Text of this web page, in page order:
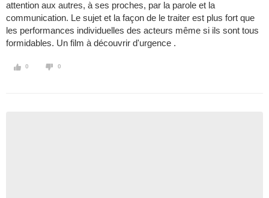
attention aux autres, à ses proches, par la parole et la
communication. Le sujet et la façon de le traiter est plus fort que
les performances individuelles des acteurs même si ils sont tous
formidables. Un film à découvrir d'urgence .
0 0